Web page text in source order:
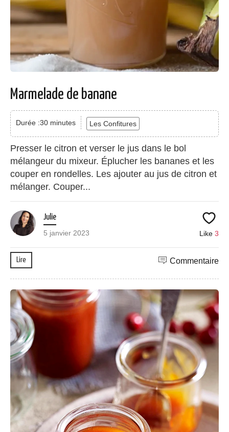
Marmelade de banane
Durée :30 minutes Les Confitures
Presser le citron et verser le jus dans le bol
mélangeur du mixeur. Éplucher les bananes et les
couper en rondelles. Les ajouter au jus de citron et
mélanger. Couper...
Julie
5 janvier 2023 Like 3
Lire Commentaire